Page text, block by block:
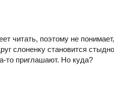
читать, поэтому не
слоненку становится
то приглашают. Но куда?